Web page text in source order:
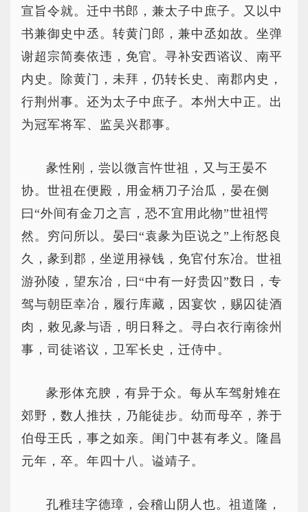
宣旨令就。迁中书郎，兼太子中庶子。又以中
书兼御史中丞。转黄门郎，兼中丞如故。坐弹
谢超宗简奏依违，免官。寻补安西谘议、南平
内史。除黄门，未拜，仍转长史、南郡内史，
行荆州事。还为太子中庶子。本州大中正。出
为冠军将军、监吴兴郡事。
彖性刚，尝以微言忤世祖，又与王晏不
协。世祖在便殿，用金柄刀子治瓜，晏在侧
曰“外间有金刀之言，恐不宜用此物”世祖愕
然。穷问所以。晏曰“袁彖为臣说之”上衔怒良
久，彖到郡，坐逆用禄钱，免官付东冶。世祖
游孙陵，望东冶，曰“中有一好贵囚”数日，专
驾与朝臣幸冶，履行库藏，因宴饮，赐囚徒酒
肉，敕见彖与语，明日释之。寻白衣行南徐州
事，司徒谘议，卫军长史，迁侍中。
彖形体充腴，有异于众。每从车驾射雉在
郊野，数人推扶，乃能徒步。幼而母卒，养于
伯母王氏，事之如亲。闺门中甚有孝义。隆昌
元年，卒。年四十八。谥靖子。
孔稚珪字德璋，会稽山阴人也。祖道隆，